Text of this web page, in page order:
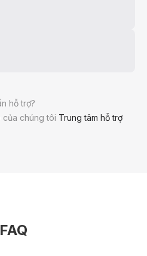
hỗ trợ?
của chúng tôi Trung tâm hỗ trợ
FAQ